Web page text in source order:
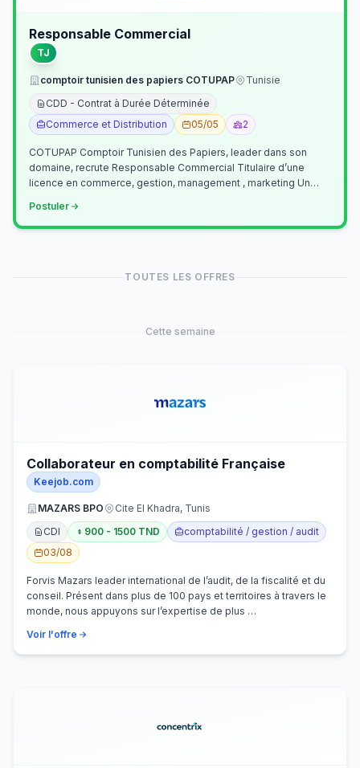
Responsable Commercial
TJ
comptoir tunisien des papiers COTUPAP
Tunisie
CDD - Contrat à Durée Déterminée
Commerce et Distribution
05/05 2
COTUPAP Comptoir Tunisien des Papiers, leader dans son
domaine, recrute Responsable Commercial Titulaire d’une
licence en commerce, gestion, management , marketing Un
Postuler
TOUTES LES OFFRES
Cette semaine
Collaborateur en comptabilité Française
Keejob.com
MAZARS BPO
Cite El Khadra, Tunis
CDI
900 - 1500 TND
comptabilité / gestion / audit
03/08
Forvis Mazars leader international de l’audit, de la fiscalité et du
conseil. Présent dans plus de 100 pays et territoires à travers le
monde, nous appuyons sur l’expertise de plus …
Voir l'offre